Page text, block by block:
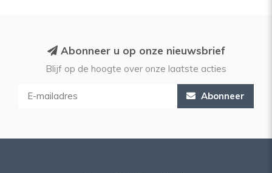
Abonneer u op onze nieuwsbrief
Blijf op de hoogte over onze laatste acties
Abonneer